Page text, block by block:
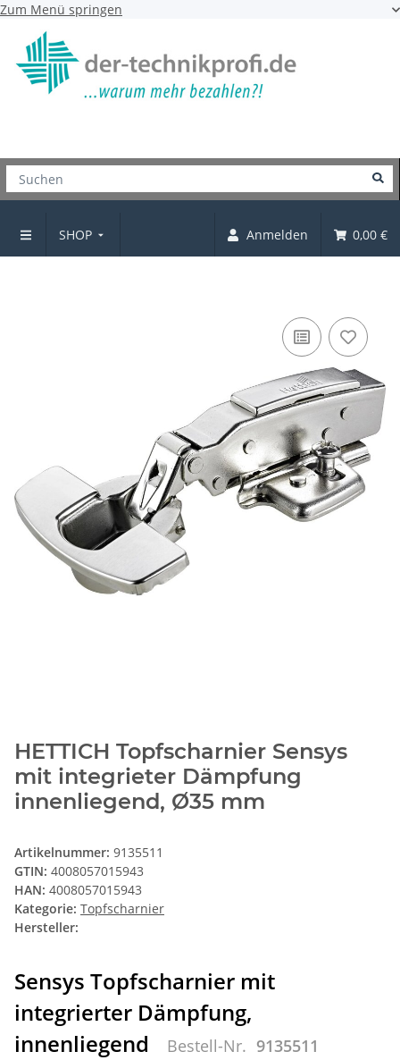
Zum Menü springen
SHOP Anmelden 0,00 €
Topfscharnier
HETTICH Topfscharnier Sensys
mit integrieter Dämpfung
innenliegend, Ø35 mm
Artikelnummer: 9135511
GTIN: 4008057015943
HAN: 4008057015943
Kategorie: Topfscharnier
Hersteller:
Sensys Topfscharnier mit
integrierter Dämpfung,
innenliegend
Bestell-Nr. 9135511